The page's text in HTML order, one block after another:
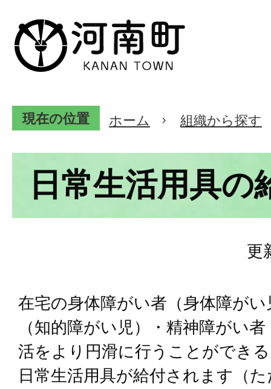
現在の位置 ホーム 組織から探す
日常生活用具の
更
在宅の身体障がい者（身体障が
（知的障がい児）・精神障がい
活をより円滑に行うことができ
日常生活用具が給付されます（